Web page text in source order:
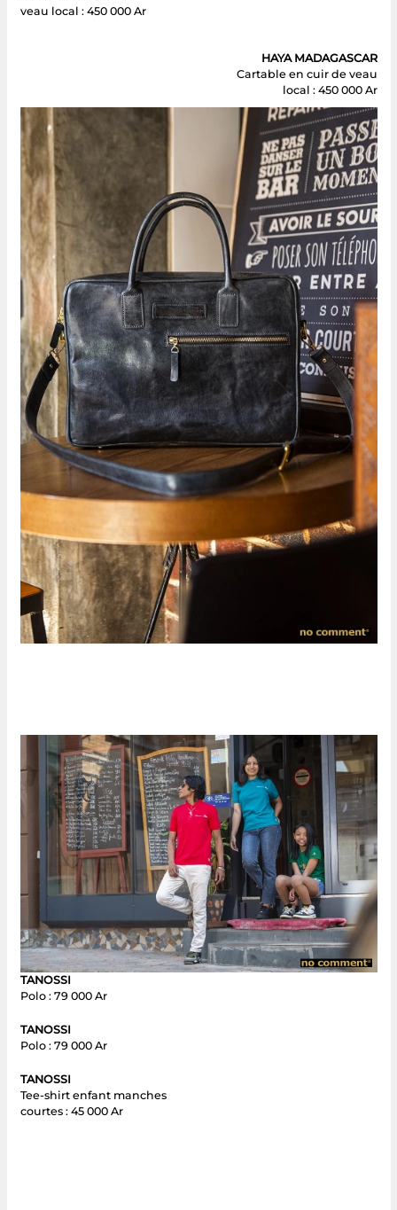
veau local : 450 000 Ar
HAYA MADAGASCAR
Cartable en cuir de veau
local : 450 000 Ar
TANOSSI
Polo : 79 000 Ar
TANOSSI
Polo : 79 000 Ar
TANOSSI
Tee-shirt enfant manches
courtes : 45 000 Ar